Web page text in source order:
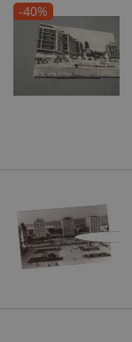
-40%